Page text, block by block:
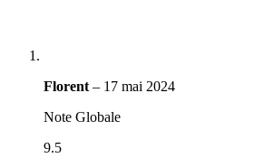
Florent – 17 mai 2024
Note Globale
9.5